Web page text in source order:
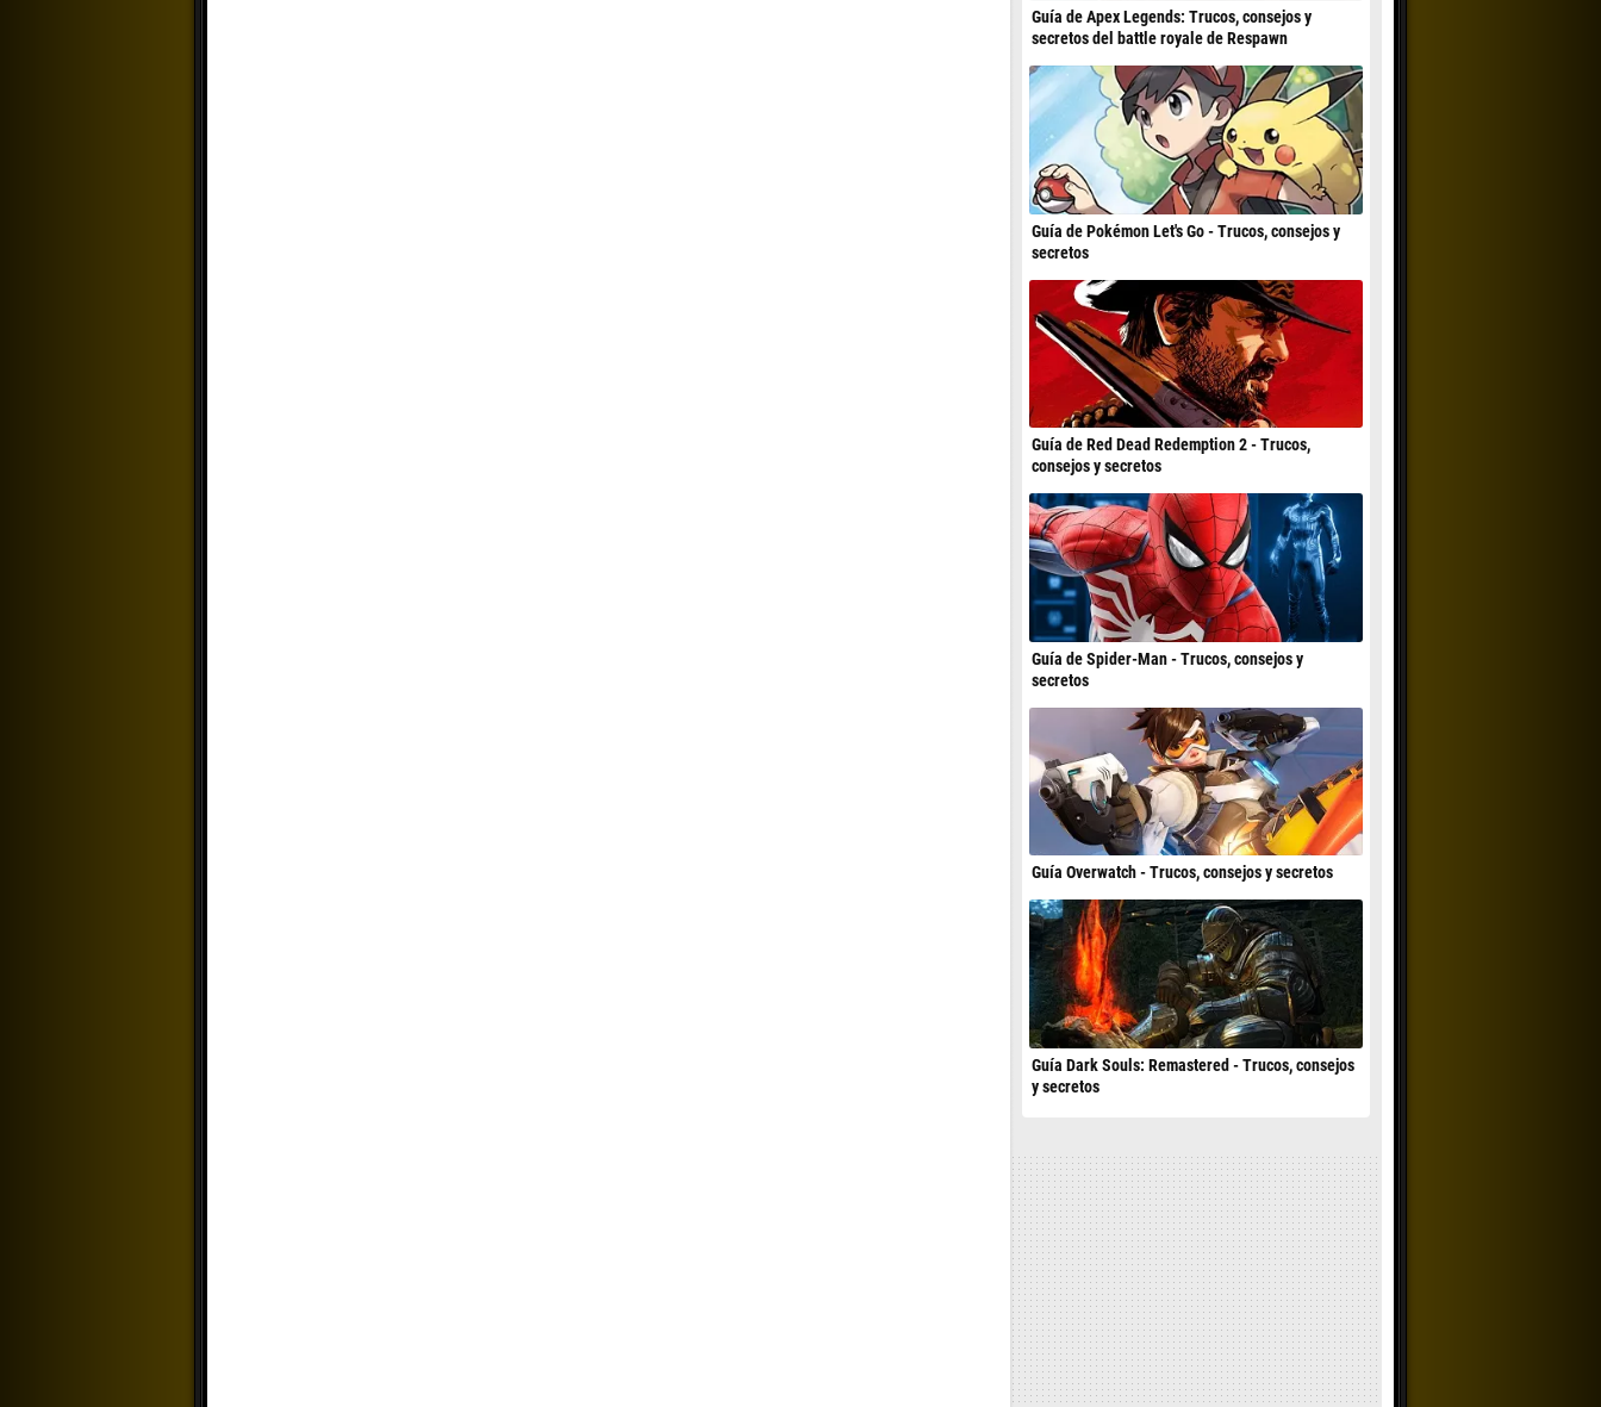
Guía de Apex Legends: Trucos, consejos y
secretos del battle royale de Respawn
Guía de Pokémon Let's Go - Trucos, consejos y
secretos
Guía de Red Dead Redemption 2 - Trucos,
consejos y secretos
Guía de Spider-Man - Trucos, consejos y
secretos
Guía Overwatch - Trucos, consejos y secretos
Guía Dark Souls: Remastered - Trucos, consejos
y secretos